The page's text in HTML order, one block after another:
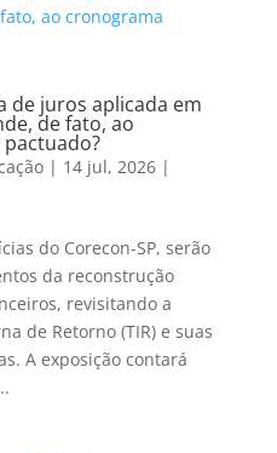
de juros aplicada em
de fato, ao
| 14 jul, 2026|
do Corecon-SP, serão
da reconstrução
revisitando a
de Retorno (TIR) e suas
A exposição contará